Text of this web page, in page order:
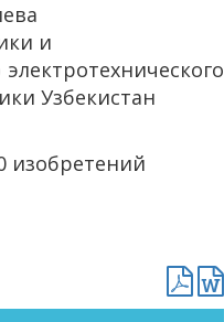
и
Узбекистан
изобретений